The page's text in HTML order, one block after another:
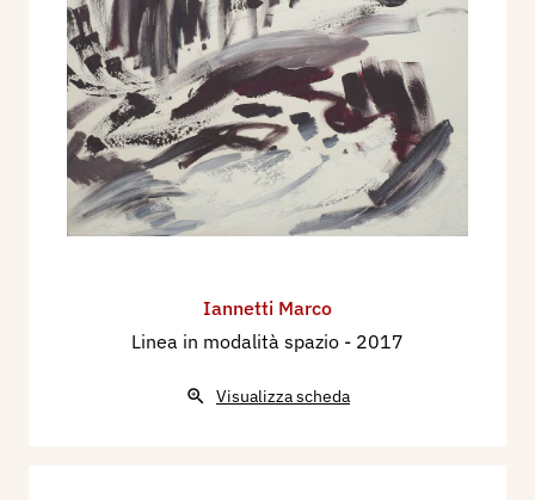
Iannetti Marco
Linea in modalità spazio - 2017
Visualizza scheda